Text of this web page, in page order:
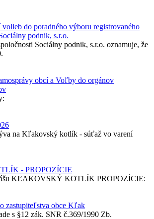
do poradného výboru registrovaného
podnik, s.r.o.
Sociálny podnik, s.r.o. oznamuje, že
obcí a Voľby do orgánov
na Kľakovský kotlík - súťaž vo varení
- PROPOZÍCIE
KĽAKOVSKÝ KOTLÍK PROPOZÍCIE:
zastupiteľstva obce Kľak
s §12 zák. SNR č.369/1990 Zb.